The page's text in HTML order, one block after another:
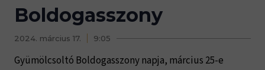
Boldogasszony
2024. március 17. 9:05
Gyümölcsoltó Boldogasszony napja, március 25-e